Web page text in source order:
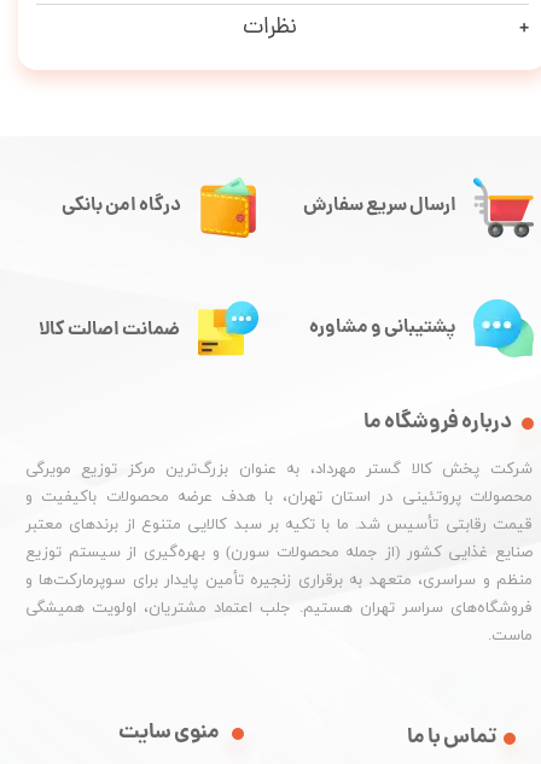
نظرات
ارسال سریع سفارش
درباره فروشگاه ما
شرکت پخش کالا گستر مهرداد، به عنوان بزرگ‌ترین مرکز توزیع مویرگی
محصولات پروتئینی در استان تهران، با هدف عرضه محصولات باکیفیت و
قیمت رقابتی تأسیس شد. ما با تکیه بر سبد کالایی متنوع از برندهای معتبر
صنایع غذایی کشور (از جمله محصولات سورن) و بهره‌گیری از سیستم توزیع
منظم و سراسری، متعهد به برقراری زنجیره تأمین پایدار برای سوپرمارکت‌ها و
فروشگاه‌های سراسر تهران هستیم. جلب اعتماد مشتریان، اولویت همیشگی
ماست.
منوی سایت تماس با ما
درگاه امن بانکی
پشتیبانی و مشاوره ضمانت اصالت کالا